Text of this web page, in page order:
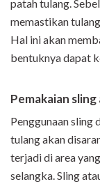
patah tulang.
memastikan
Hal ini akan
bentuknya dapat
Pemakaian
Penggunaan sling
tulang akan
terjadi di area
selangka. Sling